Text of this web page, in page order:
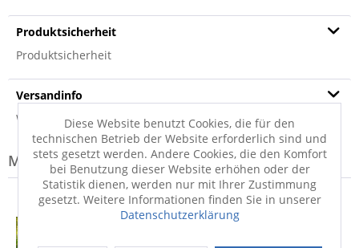
Produktsicherheit
Produktsicherheit
Versandinfo
Weitere Informationen zum Versand...
Modell-Familie: FOREST
Diese Website benutzt Cookies, die für den
technischen Betrieb der Website erforderlich sind und
stets gesetzt werden. Andere Cookies, die den Komfort
bei Benutzung dieser Website erhöhen oder der
Statistik dienen, werden nur mit Ihrer Zustimmung
gesetzt. Weitere Informationen finden Sie in unserer
Datenschutzerklärung